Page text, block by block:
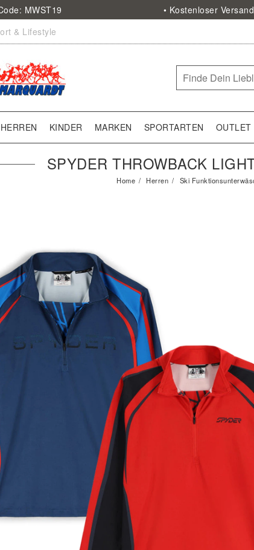
MWST19 • Kostenloser
& Lifestyle
HERREN KINDER MARKEN SPORTARTEN OUTLET
SPYDER THROWBACK
Home Herren Ski